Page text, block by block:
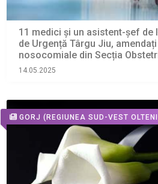
11 medici și un asistent-șef de
de Urgență Târgu Jiu,
nosocomiale din Secția
14.05.2025
GORJ (REGIUNEA SUD-VEST